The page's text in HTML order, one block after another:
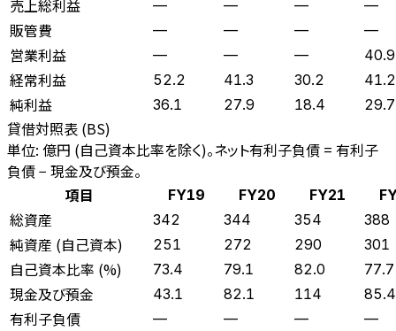
売上総利益 — — — —
販管費 — — — —
営業利益 — — — 40.9
経常利益 52.2 41.3 30.2 41.2
純利益 36.1 27.9 18.4 29.7
貸借対照表 (BS)
単位: 億円 (自己資本比率を除く)。ネット有利子負債 = 有利子
負債 − 現金及び預金。
項目
FY19 FY20 FY21
総資産 342 344 354 388
純資産 (自己資本) 251 272 290 301
自己資本比率 (%) 73.4 79.1 82.0 77.7
現金及び預金 43.1 82.1 114 85.4
有利子負債 — — — —